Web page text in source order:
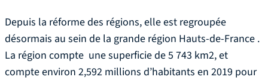
Depuis la réforme des régions, elle est regroupée
désormais au sein de la grande région Hauts-de-France .
La région compte une superficie de 5 743 km2, et
compte environ 2,592 millions d’habitants en 2019 pour